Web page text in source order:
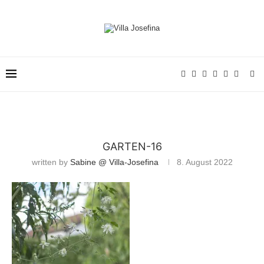
GARTEN-16
written by Sabine @ Villa-Josefina 8. August 2022